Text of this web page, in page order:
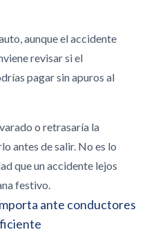
aunque el accidente
revisar si el
pagar sin apuros al
o retrasaría la
antes de salir. No es lo
que un accidente lejos
festivo.
ante conductores